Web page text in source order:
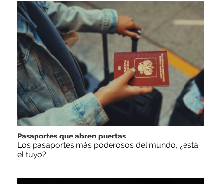
Pasaportes que abren puertas
Los pasaportes más poderosos del mundo, ¿está
el tuyo?